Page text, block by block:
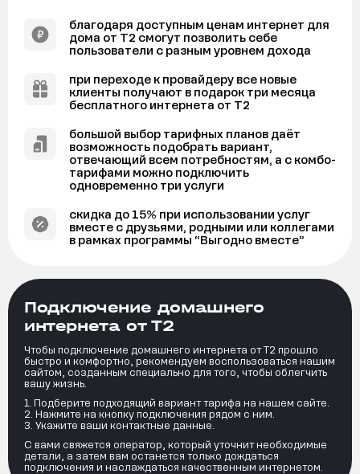
Подключение домашнего
интернета от Т2
Чтобы подключение домашнего интернета от Т2 прошло
быстро и комфортно, рекомендуем воспользоваться нашим
сайтом, созданным специально для того, чтобы облегчить
вашу жизнь.
Подберите подходящий вариант тарифа на нашем сайте.
Нажмите на кнопку подключения рядом с ним.
Укажите ваши контактные данные.
С вами свяжется оператор, который уточнит необходимые
детали, а затем вам останется только дождаться
подключения и наслаждаться качественным интернетом.
благодаря доступным ценам интернет для
дома от Т2 смогут позволить себе
пользователи с разным уровнем дохода
при переходе к провайдеру все новые
клиенты получают в подарок три месяца
бесплатного интернета от Т2
большой выбор тарифных планов даёт
возможность подобрать вариант,
отвечающий всем потребностям, а с комбо-
тарифами можно подключить
одновременно три услуги
скидка до 15% при использовании услуг
вместе с друзьями, родными или коллегами
в рамках программы “Выгодно вместе”